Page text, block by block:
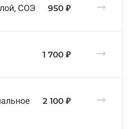
СОЭ 950 ₽
1 700 ₽
2 100 ₽